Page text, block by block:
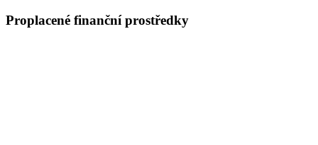
Proplacené finanční prostředky